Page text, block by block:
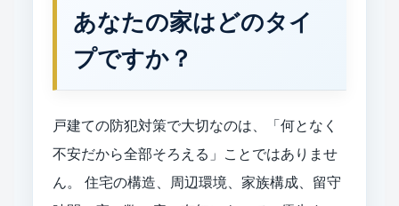
あなたの家はどのタイ
プですか？
戸建ての防犯対策で大切なのは、「何となく
不安だから全部そろえる」ことではありませ
ん。 住宅の構造、周辺環境、家族構成、留守